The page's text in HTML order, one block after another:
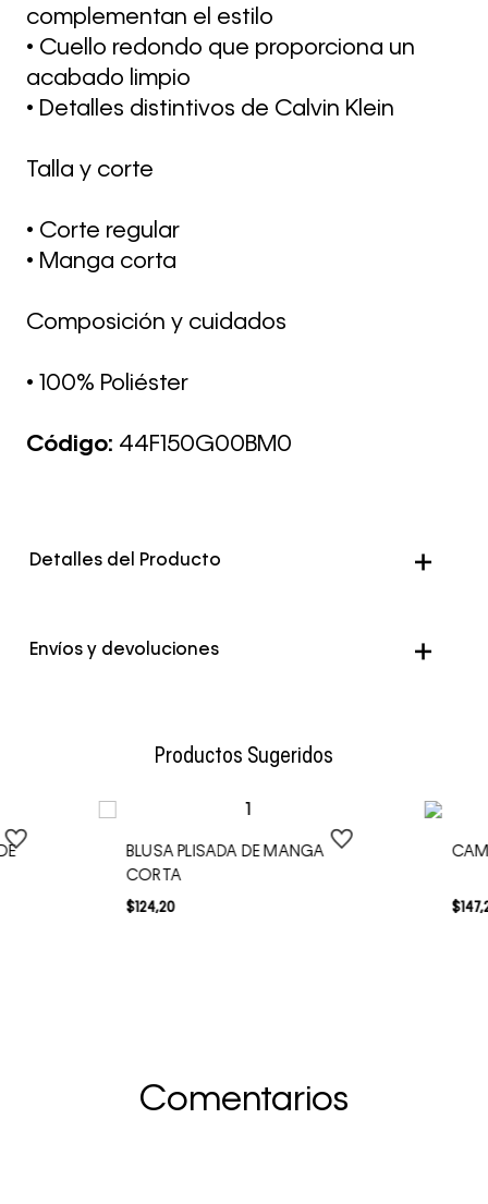
complementan el estilo
• Cuello redondo que proporciona un
acabado limpio
• Detalles distintivos de Calvin Klein
Talla y corte
• Corte regular
• Manga corta
Composición y cuidados
• 100% Poliéster
Código: 44F150G00BM0
Detalles del Producto
Envíos y devoluciones
Productos Sugeridos
BLUSA PLISADA DE MANGA
CORTA
$124,20 $147,
Comentarios